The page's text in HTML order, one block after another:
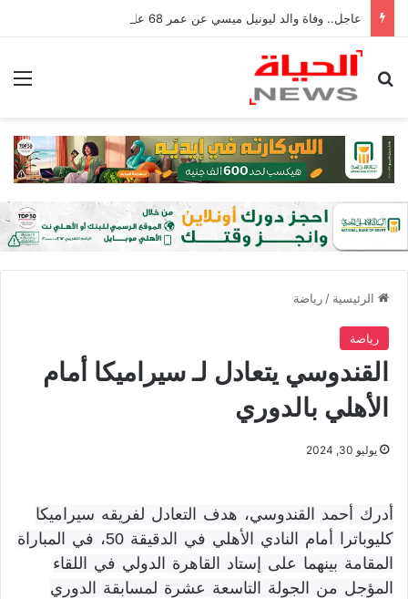
عاجل.. وفاة والد ليونيل ميسي عن عمر 68 عامًا في الأرجنتين
بحث عن
الرئيسية / رياضة
رياضة
القندوسي يتعادل لـ سيراميكا أمام
الأهلي بالدوري
يوليو 30, 2024
أدرك أحمد القندوسي، هدف التعادل لفريقه سيراميكا
كليوباترا أمام النادي الأهلي في الدقيقة 50، في المباراة
المقامة بينهما على إستاد القاهرة الدولي في اللقاء
المؤجل من الجولة التاسعة عشرة لمسابقة الدوري